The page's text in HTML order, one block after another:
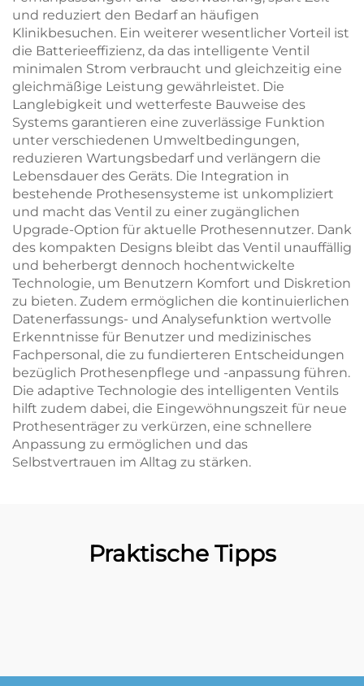
und reduziert den Bedarf an häufigen
Klinikbesuchen. Ein weiterer wesentlicher Vorteil ist
die Batterieeffizienz, da das intelligente Ventil
minimalen Strom verbraucht und gleichzeitig eine
gleichmäßige Leistung gewährleistet. Die
Langlebigkeit und wetterfeste Bauweise des
Systems garantieren eine zuverlässige Funktion
unter verschiedenen Umweltbedingungen,
reduzieren Wartungsbedarf und verlängern die
Lebensdauer des Geräts. Die Integration in
bestehende Prothesensysteme ist unkompliziert
und macht das Ventil zu einer zugänglichen
Upgrade-Option für aktuelle Prothesennutzer. Dank
des kompakten Designs bleibt das Ventil unauffällig
und beherbergt dennoch hochentwickelte
Technologie, um Benutzern Komfort und Diskretion
zu bieten. Zudem ermöglichen die kontinuierlichen
Datenerfassungs- und Analysefunktion wertvolle
Erkenntnisse für Benutzer und medizinisches
Fachpersonal, die zu fundierteren Entscheidungen
bezüglich Prothesenpflege und -anpassung führen.
Die adaptive Technologie des intelligenten Ventils
hilft zudem dabei, die Eingewöhnungszeit für neue
Prothesenträger zu verkürzen, eine schnellere
Anpassung zu ermöglichen und das
Selbstvertrauen im Alltag zu stärken.
Praktische Tipps